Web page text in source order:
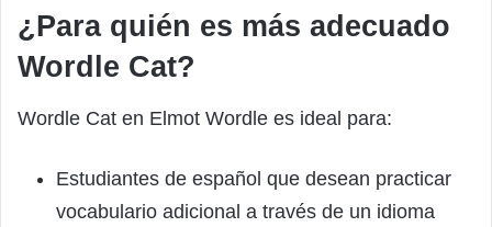
¿Para quién es más adecuado
Wordle Cat?
Wordle Cat en Elmot Wordle es ideal para:
Estudiantes de español que desean practicar
vocabulario adicional a través de un idioma